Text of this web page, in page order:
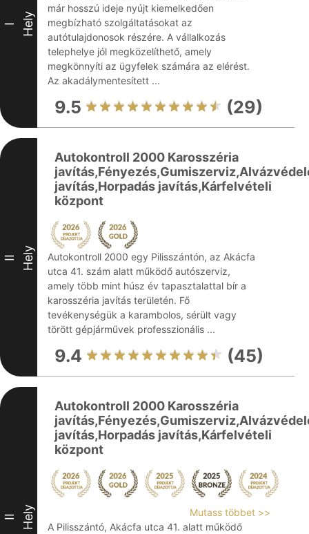
I Hely
már hosszú ideje nyújt kiemelkedően
megbízható szolgáltatásokat az
autótulajdonosok részére. A vállalkozás
telephelye jól megközelíthető, amely
megkönnyíti az ügyfelek számára az elérést.
Az akadálymentesített ...
9.5 (29)
II Hely
Autokontroll 2000 Karosszéria
javítás,Horpadás javítás,Kárfelvételi
központ
Autokontroll 2000 egy Pilisszántón, az Akácfa
utca 41. szám alatt működő autószerviz,
amely több mint húsz év tapasztalattal bír a
karosszéria javítás területén. Fő
tevékenységük a karambolos, sérült vagy
törött gépjárművek professzionális ...
9.4 (45)
II Hely
Autokontroll 2000 Karosszéria
javítás,Horpadás javítás,Kárfelvételi
központ
Mutass többet >>
A Pilisszántó, Akácfa utca 41. alatt működő